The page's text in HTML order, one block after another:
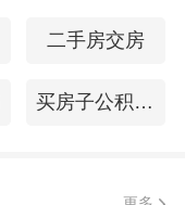
二手房交房
买房子公积金贷款